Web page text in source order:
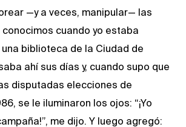
—y a veces, manipular— las
cuando yo estaba
biblioteca de la Ciudad de
ahí sus días y, cuando supo que
disputadas elecciones de
se le iluminaron los ojos: “¡Yo
me dijo. Y luego agregó: